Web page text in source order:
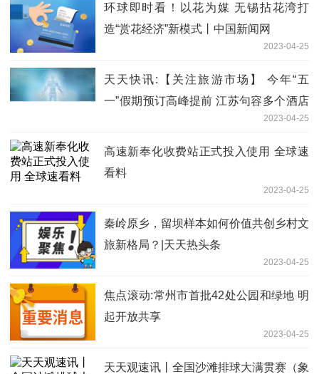
环球即时看！以花为媒 无锡拈花湾打
造“赏花经济”新模式丨中国新闻网
2023-04-25
天天快讯:​【关注旅游市场】 今年“五
一”假期预订高峰提前 江苏句容多个酒店
2023-04-25
高速新奉化收费站正式投入使用 全球速
看料
2023-04-25
秦岭原乡，留坝样本如何价值共创乡村文
旅新格局？|天天热头条
2023-04-25
焦点滚动:常州市首批42处公园和绿地 明
起开放共享
2023-04-25
天天观速讯丨全国沙滩排球大满贯赛（象